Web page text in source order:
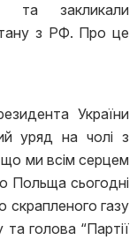
та закликали
з РФ. Про це
України
уряд на чолі з
ми всім серцем
Польща сьогодні
скрапленого газу
голова “Партії